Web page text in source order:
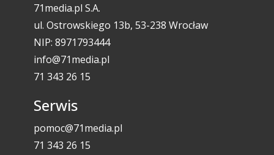
71media.pl S.A.
ul. Ostrowskiego 13b, 53-238 Wrocław
NIP: 8971793444
info@71media.pl
71 343 26 15
Serwis
pomoc@71media.pl
71 343 26 15